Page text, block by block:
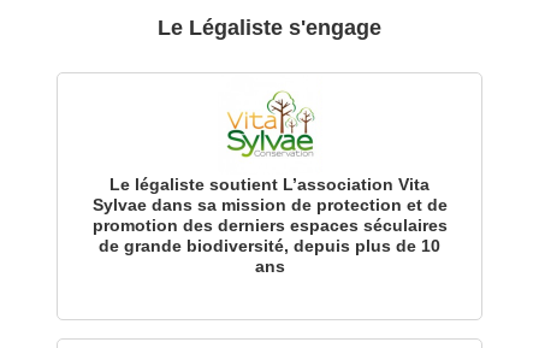
Le Légaliste s'engage
Le légaliste soutient L’association Vita
Sylvae dans sa mission de protection et de
promotion des derniers espaces séculaires
de grande biodiversité, depuis plus de 10
ans